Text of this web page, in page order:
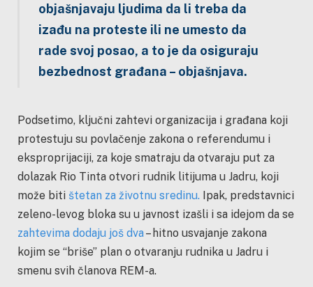
objašnjavaju ljudima da li treba da
izađu na proteste ili ne umesto da
rade svoj posao, a to je da osiguraju
bezbednost građana – objašnjava.
Podsetimo, ključni zahtevi organizacija i građana koji
protestuju su povlačenje zakona o referendumu i
eksproprijaciji, za koje smatraju da otvaraju put za
dolazak Rio Tinta otvori rudnik litijuma u Jadru, koji
može biti štetan za životnu sredinu. Ipak, predstavnici
zeleno-levog bloka su u javnost izašli i sa idejom da se
zahtevima dodaju još dva– hitno usvajanje zakona
kojim se “briše” plan o otvaranju rudnika u Jadru i
smenu svih članova REM-a.